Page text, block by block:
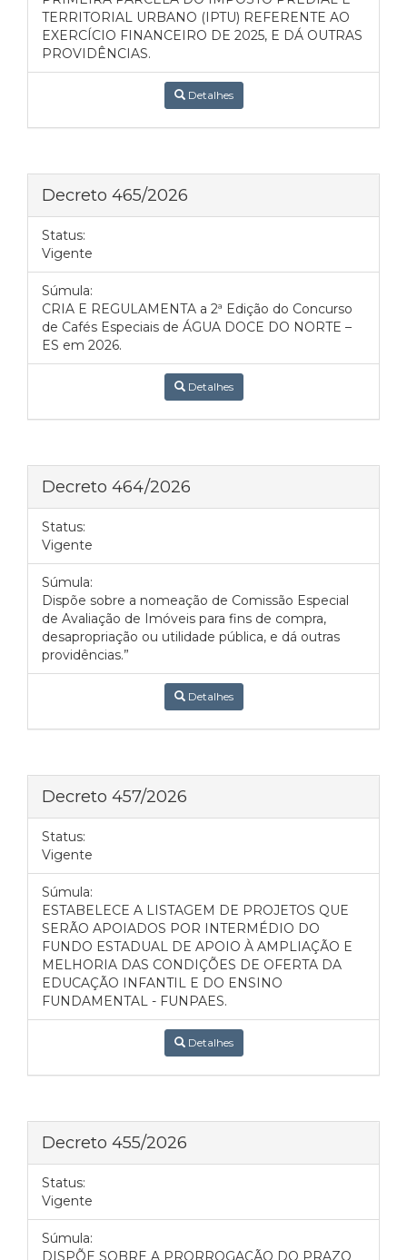
TERRITORIAL URBANO (IPTU) REFERENTE AO
EXERCÍCIO FINANCEIRO DE 2025, E DÁ OUTRAS
PROVIDÊNCIAS.
Detalhes
Decreto 465/2026
Status:
Vigente
Súmula:
CRIA E REGULAMENTA a 2ª Edição do Concurso
de Cafés Especiais de ÁGUA DOCE DO NORTE –
ES em 2026.
Detalhes
Decreto 464/2026
Status:
Vigente
Súmula:
Dispõe sobre a nomeação de Comissão Especial
de Avaliação de Imóveis para fins de compra,
desapropriação ou utilidade pública, e dá outras
providências.”
Detalhes
Decreto 457/2026
Status:
Vigente
Súmula:
ESTABELECE A LISTAGEM DE PROJETOS QUE
SERÃO APOIADOS POR INTERMÉDIO DO
FUNDO ESTADUAL DE APOIO À AMPLIAÇÃO E
MELHORIA DAS CONDIÇÕES DE OFERTA DA
EDUCAÇÃO INFANTIL E DO ENSINO
FUNDAMENTAL - FUNPAES.
Detalhes
Decreto 455/2026
Status:
Vigente
Súmula:
DISPÕE SOBRE A PRORROGAÇÃO DO PRAZO